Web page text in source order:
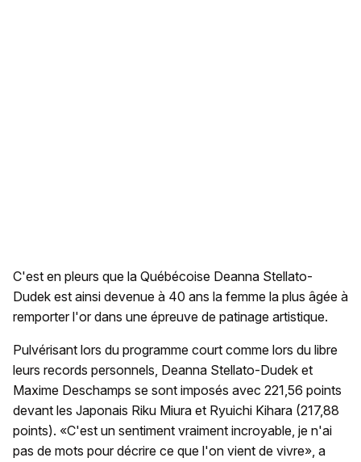
C'est en pleurs que la Québécoise Deanna Stellato-
Dudek est ainsi devenue à 40 ans la femme la plus âgée à
remporter l'or dans une épreuve de patinage artistique.
Pulvérisant lors du programme court comme lors du libre
leurs records personnels, Deanna Stellato-Dudek et
Maxime Deschamps se sont imposés avec 221,56 points
devant les Japonais Riku Miura et Ryuichi Kihara (217,88
points). «C'est un sentiment vraiment incroyable, je n'ai
pas de mots pour décrire ce que l'on vient de vivre», a